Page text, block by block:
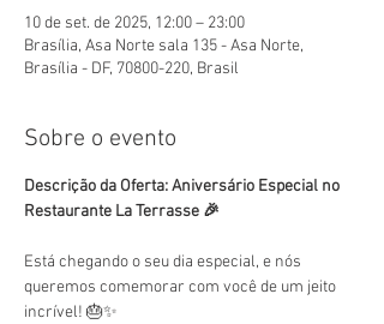
10 de set. de 2025, 12:00 – 23:00
Brasília, Asa Norte sala 135 - Asa Norte,
Brasília - DF, 70800-220, Brasil
Sobre o evento
Descrição da Oferta: Aniversário Especial no
Restaurante La Terrasse 🎉
Está chegando o seu dia especial, e nós
queremos comemorar com você de um jeito
incrível! 🎂✨